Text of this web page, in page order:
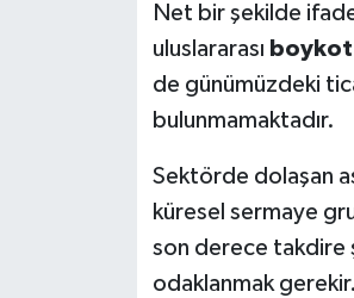
Net bir şekilde
uluslararası boykot
de günümüzdeki
bulunmamaktadır.
Sektörde dolaşan
küresel sermaye
son derece takdire
odaklanmak